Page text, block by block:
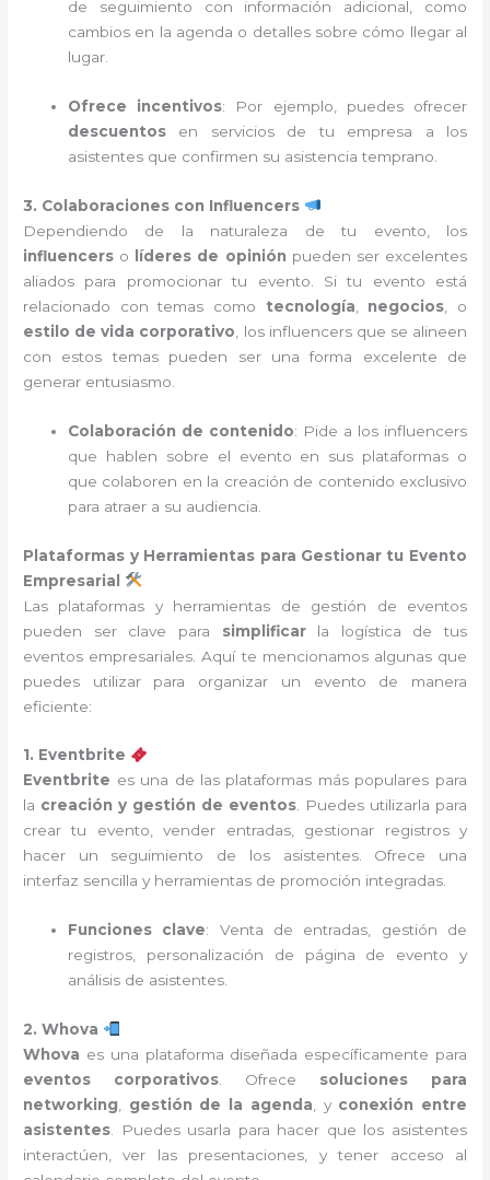
de seguimiento con información adicional, como
cambios en la agenda o detalles sobre cómo llegar al
lugar.
Ofrece incentivos: Por ejemplo, puedes ofrecer
descuentos en servicios de tu empresa a los
asistentes que confirmen su asistencia temprano.
3. Colaboraciones con Influencers
Dependiendo de la naturaleza de tu evento, los
influencers o líderes de opinión pueden ser excelentes
aliados para promocionar tu evento. Si tu evento está
relacionado con temas como tecnología negocios , o
estilo de vida corporativo , los influencers que se alineen
con estos temas pueden ser una forma excelente de
generar entusiasmo.
Colaboración de contenido: Pide a los influencers
que hablen sobre el evento en sus plataformas o
que colaboren en la creación de contenido exclusivo
para atraer a su audiencia.
Plataformas y Herramientas para Gestionar tu Evento
Empresarial
Las plataformas y herramientas de gestión de eventos
pueden ser clave para simplificarla logística de tus
eventos empresariales. Aquí te mencionamos algunas que
puedes utilizar para organizar un evento de manera
eficiente:
1. Eventbrite
Eventbrite es una de las plataformas más populares para
la creación y gestión de eventos. Puedes utilizarla para
crear tu evento, vender entradas, gestionar registros y
hacer un seguimiento de los asistentes. Ofrece una
interfaz sencilla y herramientas de promoción integradas.
Funciones clave: Venta de entradas, gestión de
registros, personalización de página de evento y
análisis de asistentes.
2. Whova
Whova es una plataforma diseñada específicamente para
eventos corporativos . Ofrece soluciones para
networking
gestión de la agenda , y conexión entre
asistentes . Puedes usarla para hacer que los asistentes
interactúen, ver las presentaciones, y tener acceso al